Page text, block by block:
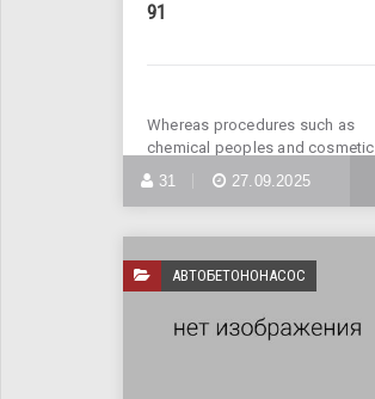
91
Whereas procedures such as
chemical peoples and cosmetic
laser treatments
31 27.09.2025
АВТОБЕТОНОНАСОС